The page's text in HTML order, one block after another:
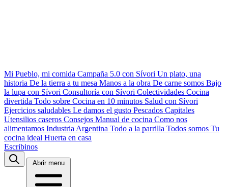
Mi Pueblo, mi comida Campaña 5.0 con Sívori Un plato, una
historia De la tierra a tu mesa Manos a la obra De carne somos Bajo
la lupa con Sívori Consultoría con Sívori Colectividades Cocina
divertida Todo sobre Cocina en 10 minutos Salud con Sívori
Ejercicios saludables Le damos el gusto Pescados Capitales
Utensilios caseros Consejos Manual de cocina Como nos
alimentamos Industria Argentina Todo a la parrilla Todos somos Tu
cocina ideal Huerta en casa
Escribinos
Abrir menu